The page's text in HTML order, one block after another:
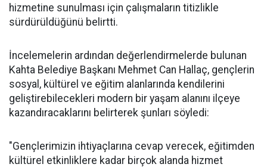
hizmetine sunulması için çalışmaların titizlikle
sürdürüldüğünü belirtti.
İncelemelerin ardından değerlendirmelerde bulunan
Kahta Belediye Başkanı Mehmet Can Hallaç, gençlerin
sosyal, kültürel ve eğitim alanlarında kendilerini
geliştirebilecekleri modern bir yaşam alanını ilçeye
kazandıracaklarını belirterek şunları söyledi:
"Gençlerimizin ihtiyaçlarına cevap verecek, eğitimden
kültürel etkinliklere kadar birçok alanda hizmet